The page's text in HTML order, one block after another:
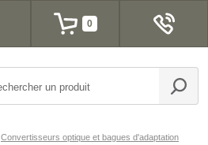
0
Convertisseurs optique et bagues d'adaptation